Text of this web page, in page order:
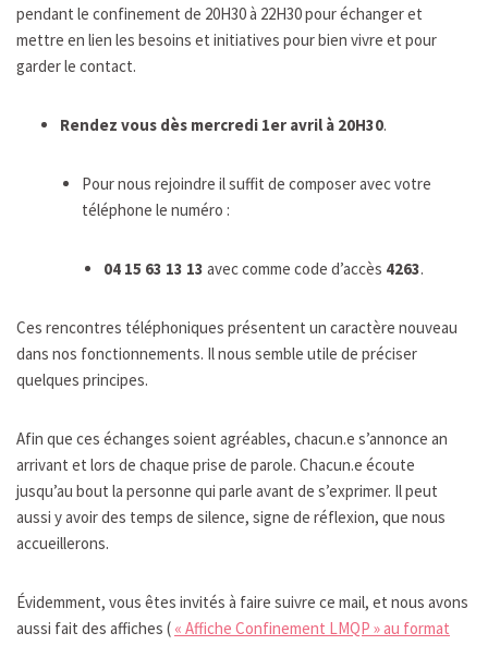
pendant le confinement de 20H30 à 22H30 pour échanger et
mettre en lien les besoins et initiatives pour bien vivre et pour
garder le contact.
Rendez vous dès mercredi 1er avril à 20H30.
Pour nous rejoindre il suffit de composer avec votre
téléphone le numéro :
04 15 63 13 13 avec comme code d’accès 4263.
Ces rencontres téléphoniques présentent un caractère nouveau
dans nos fonctionnements. Il nous semble utile de préciser
quelques principes.
Afin que ces échanges soient agréables, chacun.e s’annonce an
arrivant et lors de chaque prise de parole. Chacun.e écoute
jusqu’au bout la personne qui parle avant de s’exprimer. Il peut
aussi y avoir des temps de silence, signe de réflexion, que nous
accueillerons.
Évidemment, vous êtes invités à faire suivre ce mail, et nous avons
aussi fait des affiches ( « Affiche Confinement LMQP » au format